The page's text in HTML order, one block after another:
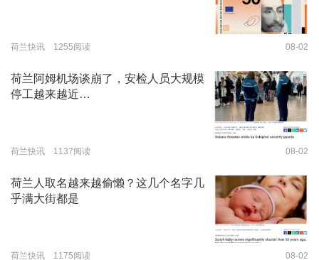
荷兰快讯 1255阅读 08-02
荷兰阿姆机场谈崩了，安检人员大规模
停工越来越近…
荷兰快讯 1137阅读 08-02
荷兰人取名越来越偷懒？这几个名字几
乎满大街都是
荷兰快讯 1175阅读 08-02